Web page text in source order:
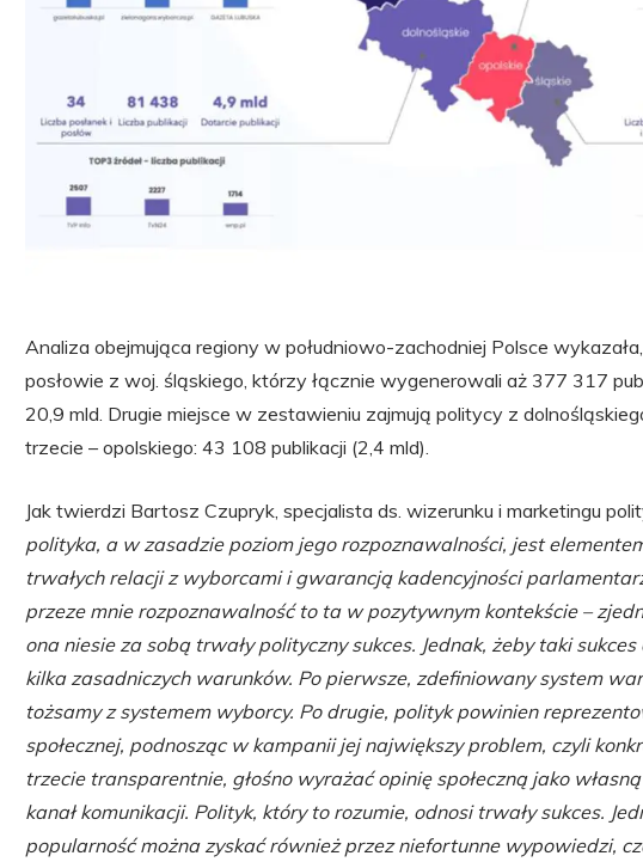
Analiza obejmująca regiony w południowo-zachodniej Polsce
posłowie z woj. śląskiego, którzy łącznie wygenerowali aż 377 317
20,9 mld. Drugie miejsce w zestawieniu zajmują politycy z
trzecie – opolskiego: 43 108 publikacji (2,4 mld).
Jak twierdzi Bartosz Czupryk, specjalista ds. wizerunku i marketingu
polityka, a w zasadzie poziom jego rozpoznawalności, jest
trwałych relacji z wyborcami i gwarancją kadencyjności
przeze mnie rozpoznawalność to ta w pozytywnym kontekście –
ona niesie za sobą trwały polityczny sukces. Jednak, żeby taki
kilka zasadniczych warunków. Po pierwsze, zdefiniowany system
tożsamy z systemem wyborcy. Po drugie, polityk powinien
społecznej, podnosząc w kampanii jej największy problem, czyli
trzecie transparentnie, głośno wyrażać opinię społeczną jako
kanał komunikacji. Polityk, który to rozumie, odnosi trwały sukces.
popularność można zyskać również przez niefortunne wypowiedzi,